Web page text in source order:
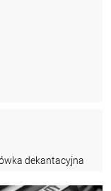
dekantacyjna